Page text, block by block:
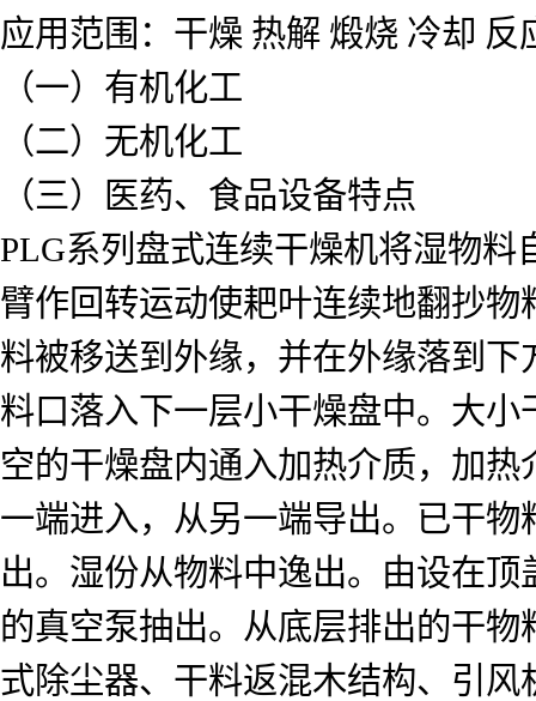
应用范围：干燥 热解 煅烧 冷却 反
（一）有机化工
（二）无机化工
（三）医药、食品设备特点
PLG系列盘式连续干燥机将湿物
臂作回转运动使耙叶连续地翻抄
料被移送到外缘，并在外缘落到
料口落入下一层小干燥盘中。大
空的干燥盘内通入加热介质，加
一端进入，从另一端导出。已干
出。湿份从物料中逸出。由设在
的真空泵抽出。从底层排出的干
式除尘器、干料返混木结构、引